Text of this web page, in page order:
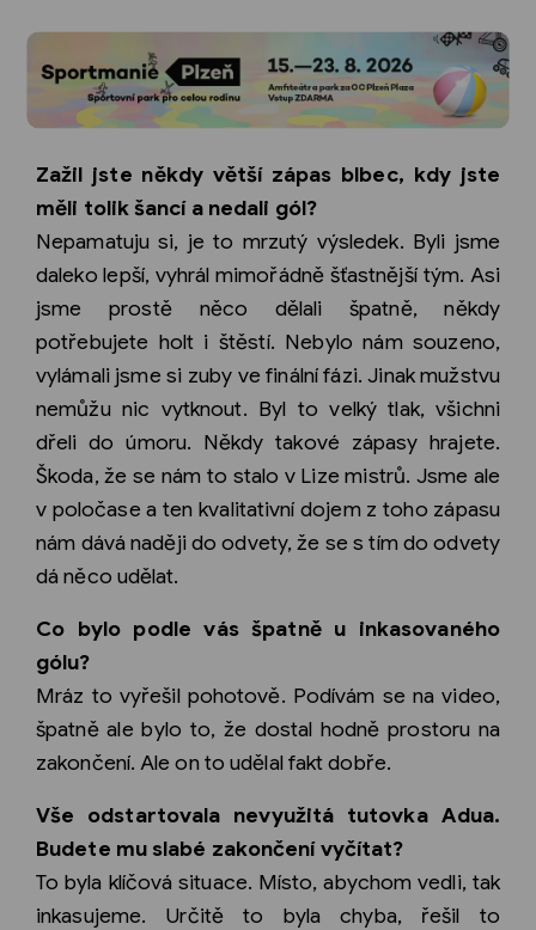
Zažil jste někdy větší zápas blbec, kdy jste
měli tolik šancí a nedali gól?
Nepamatuju si, je to mrzutý výsledek. Byli jsme
daleko lepší, vyhrál mimořádně šťastnější tým. Asi
jsme prostě něco dělali špatně, někdy
potřebujete holt i štěstí. Nebylo nám souzeno,
vylámali jsme si zuby ve finální fázi. Jinak mužstvu
nemůžu nic vytknout. Byl to velký tlak, všichni
dřeli do úmoru. Někdy takové zápasy hrajete.
Škoda, že se nám to stalo v Lize mistrů. Jsme ale
v poločase a ten kvalitativní dojem z toho zápasu
nám dává naději do odvety, že se s tím do odvety
dá něco udělat.
Co bylo podle vás špatně u inkasovaného
gólu?
Mráz to vyřešil pohotově. Podívám se na video,
špatně ale bylo to, že dostal hodně prostoru na
zakončení. Ale on to udělal fakt dobře.
Vše odstartovala nevyužitá tutovka Adua.
Budete mu slabé zakončení vyčítat?
To byla klíčová situace. Místo, abychom vedli, tak
inkasujeme. Určitě to byla chyba, řešil to